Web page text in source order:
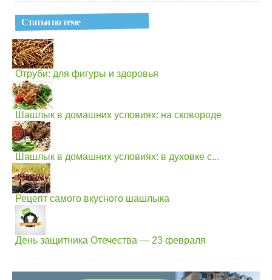
Статьи по теме
Отруби: для фигуры и здоровья
Шашлык в домашних условиях: на сковороде
Шашлык в домашних условиях: в духовке с...
Рецепт самого вкусного шашлыка
День защитника Отечества — 23 февраля